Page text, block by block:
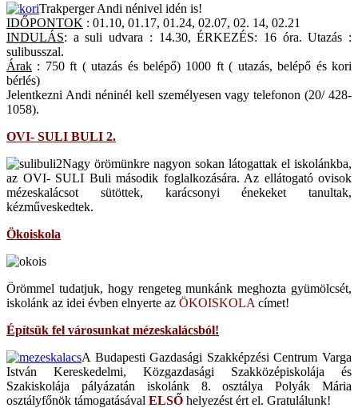
Trakperger Andi nénivel idén is!
IDŐPONTOK : 01.10, 01.17, 01.24, 02.07, 02. 14, 02.21
INDULÁS: a suli udvara : 14.30, ÉRKEZÉS: 16 óra. Utazás :
sulibusszal.
Árak : 750 ft ( utazás és belépő) 1000 ft ( utazás, belépő és kori
bérlés)
Jelentkezni Andi néninél kell személyesen vagy telefonon (20/ 428-
1058).
OVI- SULI BULI 2.
Nagy örömünkre nagyon sokan látogattak el iskolánkba,
az OVI- SULI Buli második foglalkozására. Az ellátogató ovisok
mézeskalácsot sütöttek, karácsonyi énekeket tanultak,
kézműveskedtek.
Ökoiskola
Örömmel tudatjuk, hogy rengeteg munkánk meghozta gyümölcsét,
iskolánk az idei évben elnyerte az ÖKOISKOLA címet!
Építsük fel városunkat mézeskalácsból!
A Budapesti Gazdasági Szakképzési Centrum Varga
István Kereskedelmi, Közgazdasági Szakközépiskolája és
Szakiskolája pályázatán iskolánk 8. osztálya Polyák Mária
osztályfőnök támogatásával ELSŐ helyezést ért el. Gratulálunk!